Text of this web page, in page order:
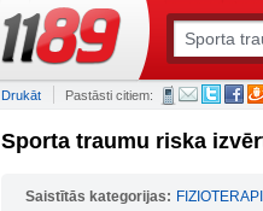
Drukāt Pastāsti citiem:
Sporta traumu riska
Saistītās kategorijas: